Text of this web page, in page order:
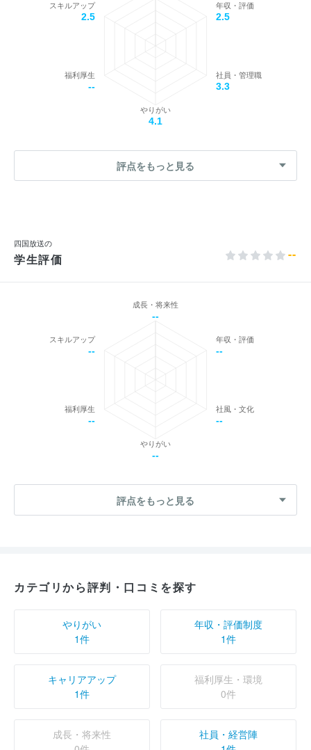
年収・評価
2.5
社員・管理職
3.3
やりがい
4.1
福利厚生
--
スキルアップ
2.5
評点をもっと見る
四国放送の
学生評価 --
成長・将来性
--
年収・評価
--
社風・文化
--
やりがい
--
福利厚生
--
スキルアップ
--
評点をもっと見る
カテゴリから評判・口コミを探す
やりがい
1件
年収・評価制度
1件
キャリアアップ
1件
福利厚生・環境
0件
成長・将来性
社員・経営陣